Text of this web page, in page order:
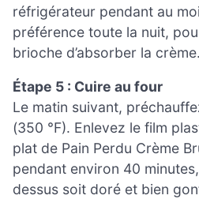
réfrigérateur pendant au
préférence toute la nuit,
brioche d’absorber la crème.
Étape 5 : Cuire au four
Le matin suivant,
(350 °F). Enlevez le film
plat de Pain Perdu Crème
pendant environ 40
dessus soit doré et bien